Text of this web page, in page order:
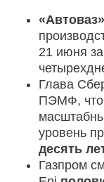
«Автоваз»
21 июня
Глава
ПЭМФ, что
уровень
десять
Газпром